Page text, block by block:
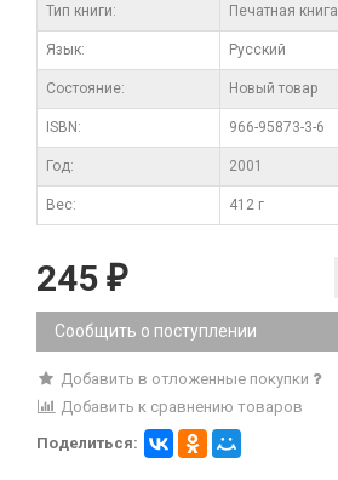
Тип книги: Печатная книга
Язык: Русский
Состояние: Новый товар
ISBN: 966-95873-3-6
Год: 2001
Вес: 412 г
245 ₽
Сообщить о поступлении
Добавить в отложенные покупки
Добавить к сравнению товаров
Поделиться: